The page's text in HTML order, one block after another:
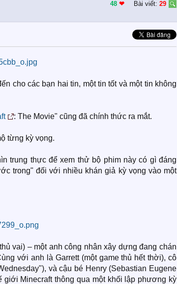
48 ❤︎ Bài viết: 29
cho các bạn hai tin, một tin tốt và một tin không
: The Movie" cũng đã chính thức ra mắt.
từng kỳ vọng.
trung thực để xem thử bộ phim này có gì đáng
trong" đối với nhiều khán giả kỳ vọng vào một
vai) – một anh công nhân xây dựng đang chán
với anh là Garrett (một game thủ hết thời), cô
và cậu bé Henry (Sebastian Eugene
Minecraft thông qua một khối lập phương kỳ